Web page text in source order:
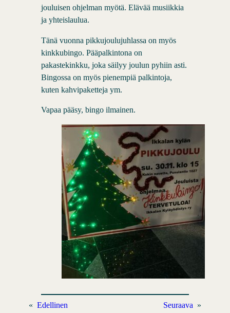
jouluisen ohjelman myötä. Elävää musiikkia
ja yhteislaulua.
Tänä vuonna pikkujoulujuhlassa on myös
kinkkubingo. Pääpalkintona on
pakastekinkku, joka säilyy joulun pyhiin asti.
Bingossa on myös pienempiä palkintoja,
kuten kahvipaketteja ym.
Vapaa pääsy, bingo ilmainen.
« Edellinen Seuraava »